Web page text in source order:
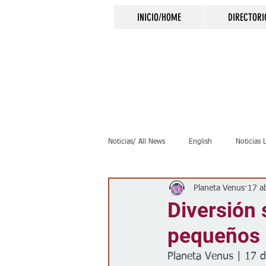
INICIO/HOME
Noticias/ All News English Noticias
Inmigración Crimen
Clima Vivienda
Diversión
Planeta Venus 17
Planeta Venus | 17